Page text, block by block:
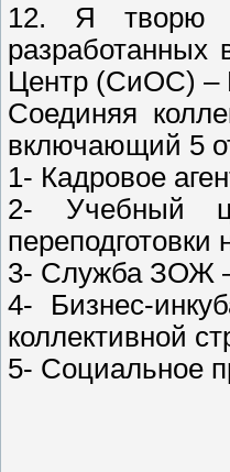
12. Я творю
разработанных
Центр (СиОС) –
Соединяя
включающий 5
1- Кадровое
2- Учебный
3- Служба ЗОЖ –
4- Бизнес-
коллективной
5- Социальное